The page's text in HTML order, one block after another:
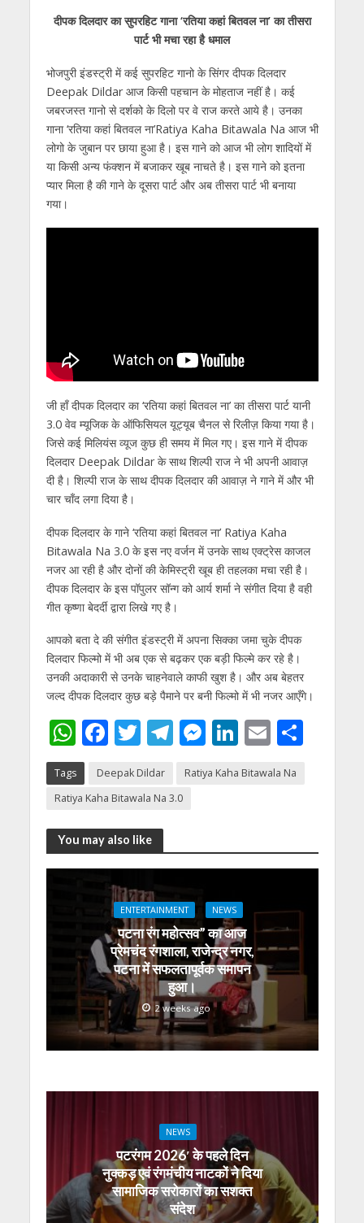
h
at
s
A
p
p
ac
e
b
o
o
k
w
itt
er
el
e
gr
a
m
e
ss
e
n
g
er
n
k
e
dI
n
m
ai
h
ar
दीपक दिलदार का सुपरहिट गाना ‘रतिया कहां बितवल ना’ का तीसरा
पार्ट भी मचा रहा है धमाल
भोजपुरी इंडस्ट्री में कई सुपरहिट गानो के सिंगर दीपक दिलदार
Deepak Dildar आज किसी पहचान के मोहताज नहीं है। कई
जबरजस्त गानो से दर्शको के दिलो पर वे राज करते आये है। उनका
गाना ‘रतिया कहां बितवल ना’Ratiya Kaha Bitawala Na आज भी
लोगो के जुबान पर छाया हुआ है। इस गाने को आज भी लोग शादियों में
या किसी अन्य फंक्शन में बजाकर खूब नाचते है। इस गाने को इतना
प्यार मिला है की गाने के दूसरा पार्ट और अब तीसरा पार्ट भी बनाया
गया।
जी हाँ दीपक दिलदार का ‘रतिया कहां बितवल ना’ का तीसरा पार्ट यानी
3.0 वेव म्यूजिक के ऑफिसियल यूट्यूब चैनल से रिलीज़ किया गया है।
जिसे कई मिलियंस व्यूज कुछ ही समय में मिल गए। इस गाने में दीपक
दिलदार Deepak Dildar के साथ शिल्पी राज ने भी अपनी आवाज़
दी है। शिल्पी राज के साथ दीपक दिलदार की आवाज़ ने गाने में और भी
चार चाँद लगा दिया है।
दीपक दिलदार के गाने ‘रतिया कहां बितवल ना’ Ratiya Kaha
Bitawala Na 3.0 के इस नए वर्जन में उनके साथ एक्ट्रेस काजल
नजर आ रही है और दोनों की केमिस्ट्री खूब ही तहलका मचा रही है।
दीपक दिलदार के इस पॉपुलर सॉन्ग को आर्य शर्मा ने संगीत दिया है वही
गीत कृष्णा बेदर्दी द्वारा लिखे गए है।
आपको बता दे की संगीत इंडस्ट्री में अपना सिक्का जमा चुके दीपक
दिलदार फिल्मो में भी अब एक से बढ़कर एक बड़ी फिल्मे कर रहे है।
उनकी अदाकारी से उनके चाहनेवाले काफी खुश है। और अब बेहतर
जल्द दीपक दिलदार कुछ बड़े पैमाने पर बनी फिल्मो में भी नजर आएँगे।
W
h
at
s
A
p
F
e
b
o
o
k
T
itt
er
T
e
gr
m
M
ss
g
Li
k
n
E
ai
S
Tags Deepak Dildar
Ratiya Kaha Bitawala Na
Ratiya Kaha Bitawala Na 3.0
You may also like
ENTERTAINMENT NEWS
पटना रंग महोत्सव” का आज
प्रेमचंद रंगशाला, राजेन्द्र नगर,
पटना में सफलतापूर्वक समापन
हुआ।
2 weeks ago
NEWS
पटरंगम 2026′ के पहले दिन
नुक्कड़ एवं रंगमंचीय नाटकों ने दिया
सामाजिक सरोकारों का सशक्त
संदेश